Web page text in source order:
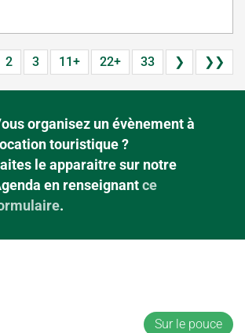
2 3 11+ 22+ 33 ❯ ❯❯
organisez un évènement à
touristique ?
le apparaitre sur notre
en renseignantce
.
Sur le pouce